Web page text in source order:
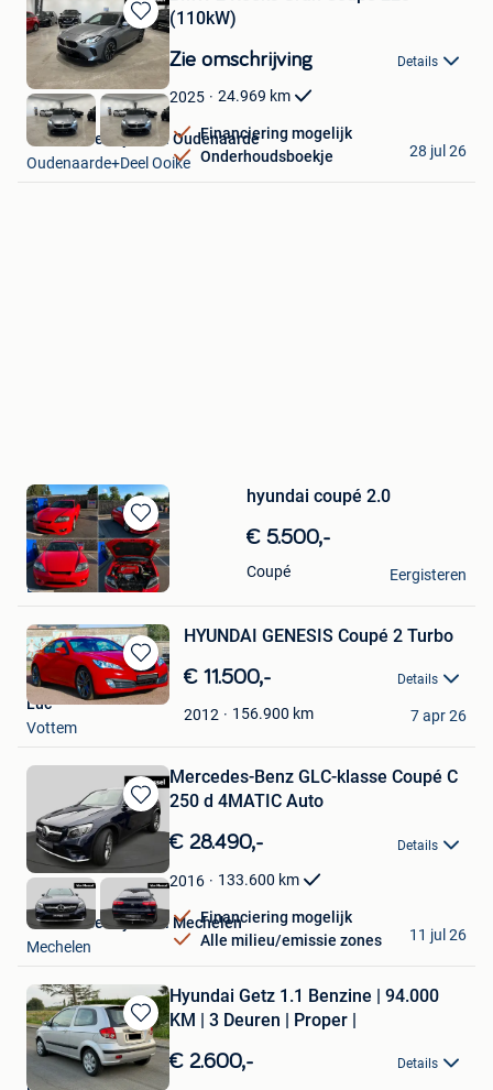
Bewaren
in
Mijn
Favorieten
(110kW)
Zie omschrijving Details
2025 24.969 km
Financiering mogelijk
Onderhoudsboekje
Van Mossel Hyundai Oudenaarde
Oudenaarde+Deel Ooike
28 jul 26
Bewaren
in
Mijn
Favorieten
hyundai coupé 2.0
€ 5.500,-
Coupé
Dennis
Beveren
Eergisteren
Bewaren
in
HYUNDAI GENESIS Coupé 2 Turbo
€ 11.500,- Details
2012 156.900 km
Luc
Vottem
7 apr 26
Bewaren
in
Mijn
Favorieten
Mercedes-Benz GLC-klasse Coupé C
250 d 4MATIC Auto
€ 28.490,- Details
2016 133.600 km
Financiering mogelijk
Alle milieu/emissie zones
Van Mossel Hyundai Mechelen
Mechelen
11 jul 26
Bewaren
in
Mijn
Hyundai Getz 1.1 Benzine | 94.000
KM | 3 Deuren | Proper |
€ 2.600,- Details